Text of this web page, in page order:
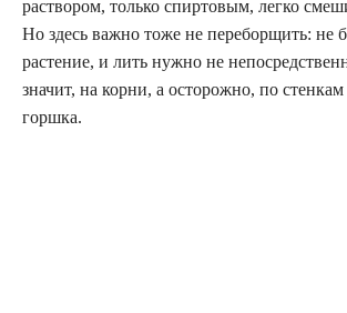
раствором, только спиртовым, легко
Но здесь важно тоже не переборщить: не
растение, и лить нужно не
значит, на корни, а осторожно, по
горшка.